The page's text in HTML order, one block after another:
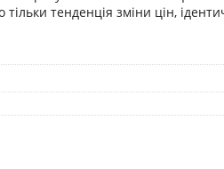
тенденція зміни цін,